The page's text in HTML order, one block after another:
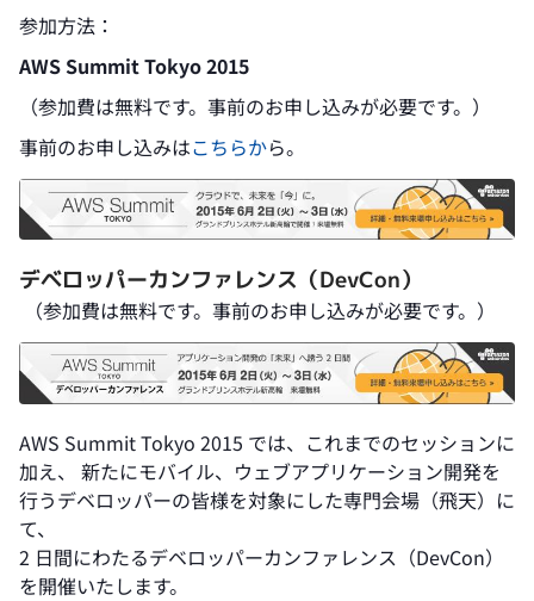
参加方法：
AWS Summit Tokyo 2015
（参加費は無料です。事前のお申し込みが必要です。）
事前のお申し込みはこちらから。
デベロッパーカンファレンス（DevCon）
（参加費は無料です。事前のお申し込みが必要です。）
AWS Summit Tokyo 2015 では、これまでのセッションに
加え、 新たにモバイル、ウェブアプリケーション開発を
行うデベロッパーの皆様を対象にした専門会場（飛天）に
て、
2 日間にわたるデベロッパーカンファレンス（DevCon）
を開催いたします。